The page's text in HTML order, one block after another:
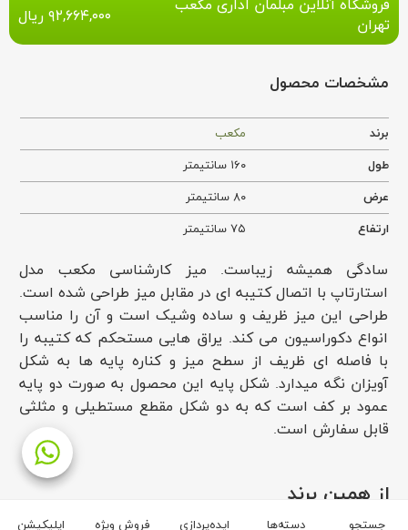
فروشگاه آنلاین مبلمان اداری مکعب
تهران
۹۲,۶۶۴,۰۰۰ ریال
مشخصات محصول
برند
مکعب
طول
۱۶۰ سانتیمتر
عرض
۸۰ سانتیمتر
ارتفاع
۷۵ سانتیمتر
سادگی همیشه زیباست. میز کارشناسی مکعب مدل
استارتاپ با اتصال کتیبه ای در مقابل میز طراحی شده است.
طراحی این میز ظریف و ساده وشیک است و آن را مناسب
انواع دکوراسیون می کند. یراق هایی مستحکم که کتیبه را
با فاصله ای ظریف از سطح میز و کناره پایه ها به شکل
آویزان نگه میدارد. شکل پایه این محصول به صورت دو پایه
عمود بر کف است که به دو شکل مقطع مستطیلی و مثلثی
قابل سفارش است.
از همین برند
جستجو دسته‌ها ایده‌پردازی فروش ویژه اپلیکیشن